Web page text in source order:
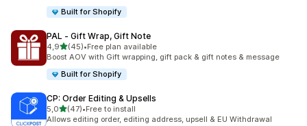
Built for Shopify
PAL ‑ Gift Wrap, Gift Note
4,9de 5 estrelas
(45)
45 total de avaliações
•Free plan available
Boost AOV with Gift wrapping, gift pack & gift notes & message
Built for Shopify
CP: Order Editing & Upsells
5,0de 5 estrelas
(47)
47 total de avaliações
•Free to install
Allows editing order, editing address, upsell & EU Withdrawal